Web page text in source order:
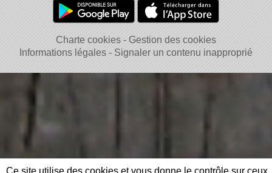
Charte cookies
Gestion des cookies
Informations légales
Signaler un contenu inapproprié
Ce site utilise des cookies et vous donne le contrôle sur ceux